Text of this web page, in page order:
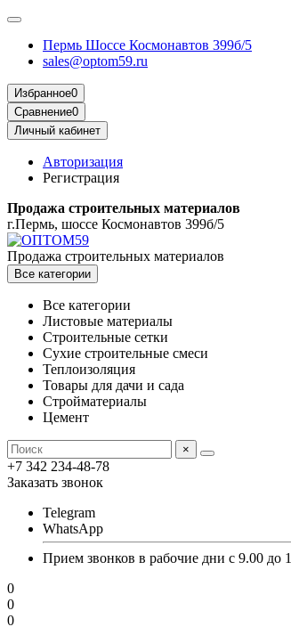
Пермь Шоссе Космонавтов 399б/5
sales@optom59.ru
Избранное0
Сравнение0
Личный кабинет
Авторизация
Регистрация
Продажа строительных материалов
г.Пермь, шоссе Космонавтов 399б/5
Продажа строительных материалов
Все категории
Все категории
Листовые материалы
Строительные сетки
Сухие строительные смеси
Теплоизоляция
Товары для дачи и сада
Стройматериалы
Цемент
×
+7 342 234-48-78
Заказать звонок
Telegram
WhatsApp
Прием звонков в рабочие дни с 9.00 до
0
0
0